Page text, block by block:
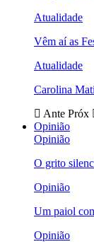
Atualidade
Vêm aí as
Atualidade
Carolina
Ante Próx
Opinião
Opinião
O grito
Opinião
Um paiol
Opinião